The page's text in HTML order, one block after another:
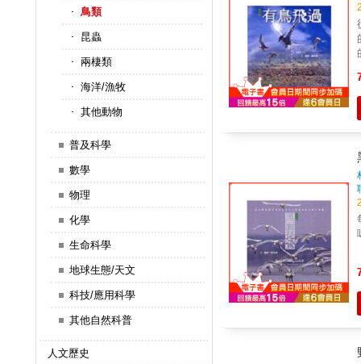
鳥類
昆蟲
兩棲類
海洋/漁牧
其他動物
普及科學
數學
物理
化學
生命科學
地球生態/天文
科技/應用科學
其他自然科普
人文歷史